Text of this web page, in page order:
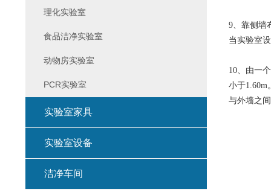
9、靠侧墙
当实验室
10、由一
小于
与外墙之
理化实验室
食品洁净实验室
动物房实验室
PCR实验室
实验室家具
实验室设备
洁净车间